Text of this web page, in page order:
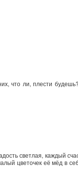
что ли, плести
светлая, каждый
цветочек её мёд в